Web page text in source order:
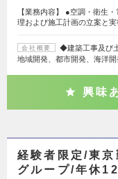
【業務内容】 ●空調・衛生
理および施工計画の立案と
会社概要
◆建築工事及び
地域開発、都市開発、海洋
興味
経験者限定/東
グループ/年休